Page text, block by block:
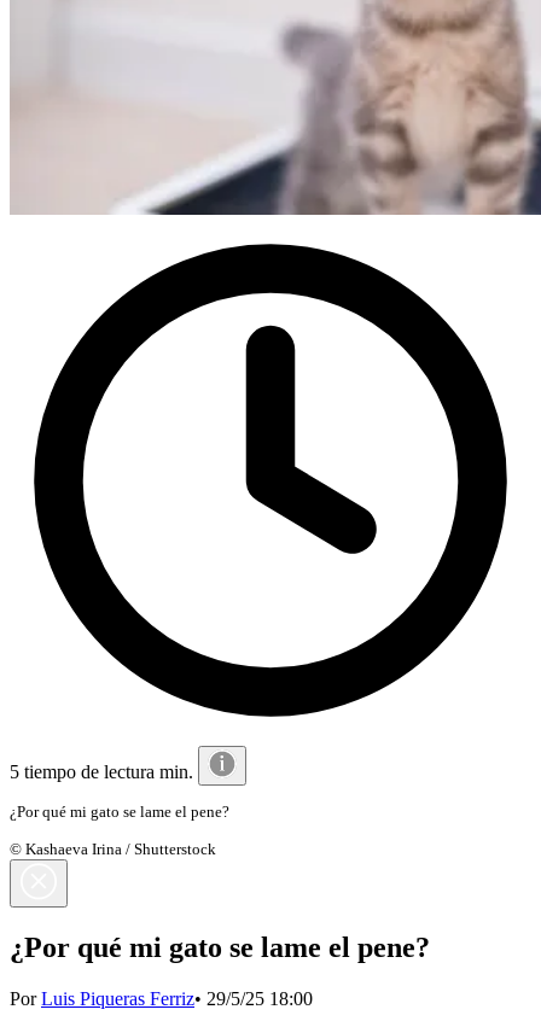
5 tiempo de lectura min.
¿Por qué mi gato se lame el pene?
© Kashaeva Irina / Shutterstock
¿Por qué mi gato se lame el pene?
PorLuis Piqueras Ferriz• 29/5/25 18:00